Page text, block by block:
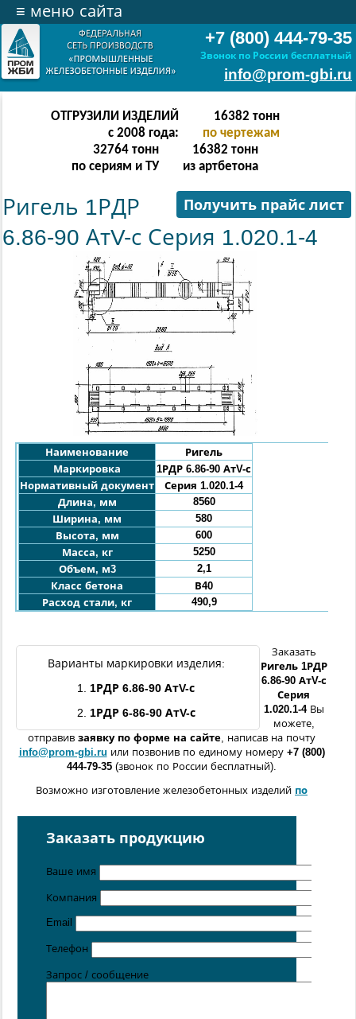
+7 (800) 444-79-35
Звонок по России бесплатный
info@prom-gbi.ru
≡ меню сайта
ОТГРУЗИЛИ ИЗДЕЛИЙ
с 2008 года:
32766 тонн
по чертежам
65532 тонн
по сериям и ТУ
32766 тонн
из артбетона
Получить прайс лист
Ригель 1РДР
6.86-90 АтV-с Серия 1.020.1-4
Наименование
Ригель
Маркировка
1РДР 6.86-90 АтV-с
Нормативный документ
Серия 1.020.1-4
Длина, мм
8560
Ширина, мм
580
Высота, мм
600
Масса, кг
5250
Объем, м3
2,1
Класс бетона
В40
Расход стали, кг
490,9
Варианты маркировки изделия:
1. 1РДР 6.86-90 АтV-с
2.
1РДР 6-86-90 АтV-с
Заказать
Ригель 1РДР
6.86-90 АтV-с
Серия
1.020.1-4 Вы
можете,
отправив заявку по форме на сайте, написав на почту
info@prom-gbi.ru или позвонив по единому номеру +7 (800)
444-79-35 (звонок по России бесплатный).
Возможно изготовление железобетонных изделий по
расположенных вСанкт-Петербурге
Цена от 5 руб. / кг
Заказать продукцию
Ваше имя
Компания
Email
Телефон
Запрос / сообщение